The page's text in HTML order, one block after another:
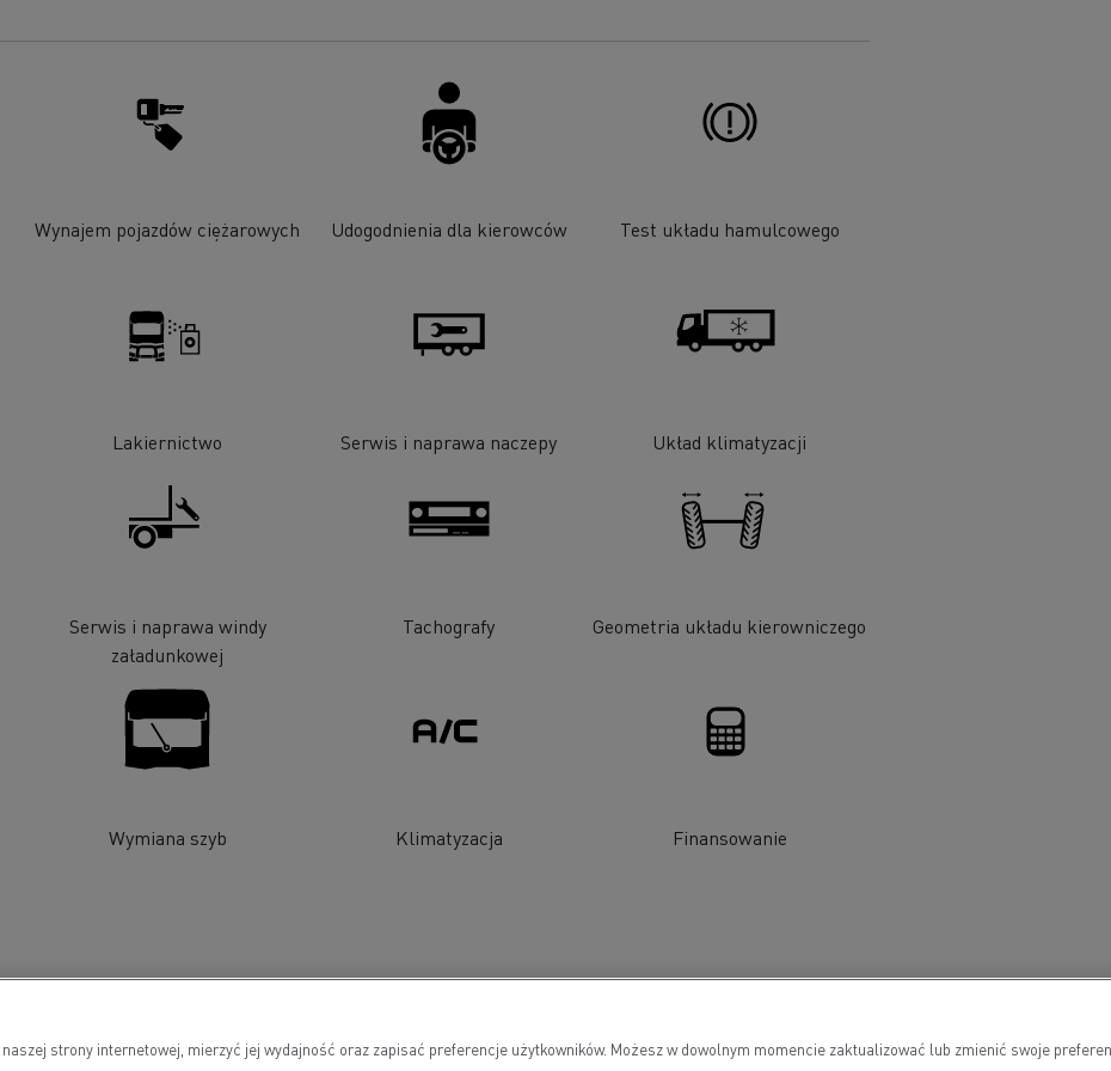
Wynajem pojazdów ciężarowych Udogodnienia dla kierowców Test układu hamulcowego
Lakiernictwo Serwis i naprawa naczepy Układ klimatyzacji
Serwis i naprawa windy
załadunkowej
Tachografy Geometria układu kierowniczego
Wymiana szyb Klimatyzacja Finansowanie
strony internetowej, mierzyć jej wydajność oraz zapisać preferencje użytkowników. Możesz w dowolnym momencie zaktualizować lub zmienić swoje